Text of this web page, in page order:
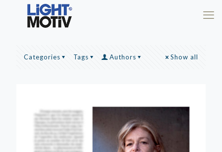
Categories Tags Authors Show all